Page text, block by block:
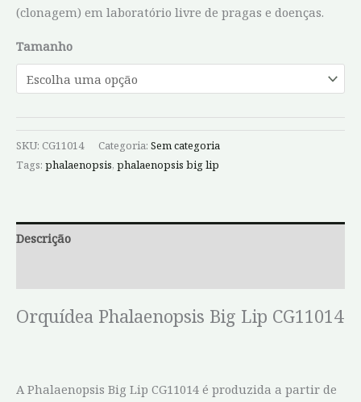
(clonagem) em laboratório livre de pragas e doenças.
Tamanho
SKU: CG11014 Categoria: Sem categoria
Tags: phalaenopsis, phalaenopsis big lip
Descrição
Orquídea Phalaenopsis Big Lip CG11014
A Phalaenopsis Big Lip CG11014 é produzida a partir de